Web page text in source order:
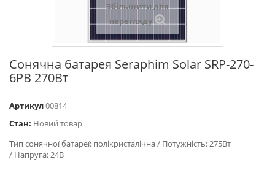
Збільшити для
перегляду
Сонячна батарея Seraphim Solar SRP-270-
6PB 270Вт
Артикул00814
Стан: Новий товар
Тип сонячної батареї: полікристалічна / Потужність: 275Вт
/ Напруга: 24В